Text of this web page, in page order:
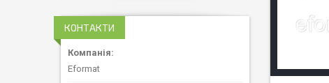
КОНТАКТИ
Eformat